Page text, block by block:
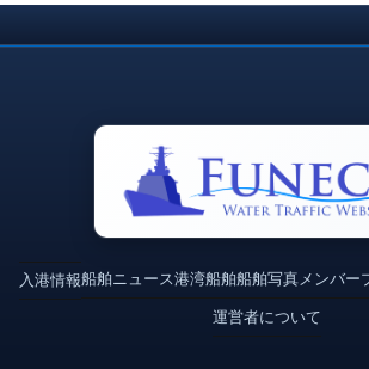
入港情報船舶ニュース港湾船舶船舶写真メンバー
運営者について